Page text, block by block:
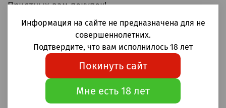
Приятных вам покупок!
Товары упомянутые в статье
Информация на сайте не предназначена для не
совершеннолетних.
Подтвердите, что вам исполнилось 18 лет
Покинуть сайт
Мне есть 18 лет